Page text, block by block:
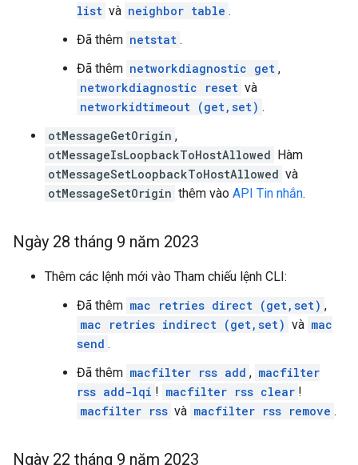
list và neighbor table .
Đã thêm netstat .
Đã thêm networkdiagnostic get ,
networkdiagnostic reset và
networkidtimeout (get,set) .
otMessageGetOrigin ,
otMessageIsLoopbackToHostAllowed Hàm
otMessageSetLoopbackToHostAllowed và
otMessageSetOrigin thêm vào API Tin nhắn.
Ngày 28 tháng 9 năm 2023
Thêm các lệnh mới vào Tham chiếu lệnh CLI:
Đã thêm mac retries direct (get,set) ,
mac retries indirect (get,set) và mac
send .
Đã thêm macfilter rss add , macfilter
rss add-lqi ! macfilter rss clear !
macfilter rss và macfilter rss remove .
Ngày 22 tháng 9 năm 2023